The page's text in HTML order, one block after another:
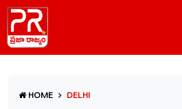
HOME DELHI